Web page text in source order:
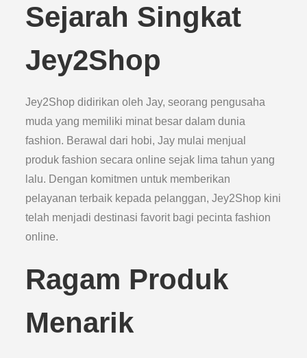
Sejarah Singkat
Jey2Shop
Jey2Shop didirikan oleh Jay, seorang pengusaha
muda yang memiliki minat besar dalam dunia
fashion. Berawal dari hobi, Jay mulai menjual
produk fashion secara online sejak lima tahun yang
lalu. Dengan komitmen untuk memberikan
pelayanan terbaik kepada pelanggan, Jey2Shop kini
telah menjadi destinasi favorit bagi pecinta fashion
online.
Ragam Produk
Menarik